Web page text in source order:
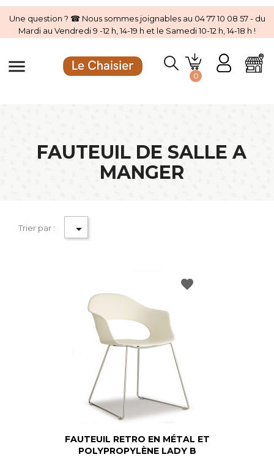
Une question ? ☎ Nous sommes joignables au 04 77 10 08 57 - du
Mardi au Vendredi 9 -12 h, 14-19 h et le Samedi 10-12 h, 14-18 h !
menu 0
FAUTEUIL DE SALLE A
MANGER
Trier par : 
FAUTEUIL RETRO EN MÉTAL ET
POLYPROPYLÈNE LADY B
favorite